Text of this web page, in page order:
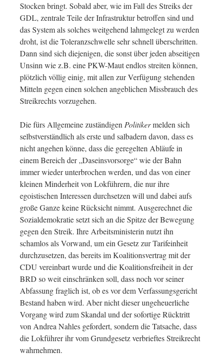
Stocken bringt. Sobald aber, wie im Fall des Streiks der
GDL, zentrale Teile der Infrastruktur betroffen sind und
das System als solches weitgehend lahmgelegt zu werden
droht, ist die Toleranzschwelle sehr schnell überschritten.
Dann sind sich diejenigen, die sonst über jeden abseitigen
Unsinn wie z.B. eine PKW-Maut endlos streiten können,
plötzlich völlig einig, mit allen zur Verfügung stehenden
Mitteln gegen einen solchen angeblichen Missbrauch des
Streikrechts vorzugehen.
Die fürs Allgemeine zuständigen Politikermelden sich
selbstverständlich als erste und salbadern davon, dass es
nicht angehen könne, dass die geregelten Abläufe in
einem Bereich der „Daseinsvorsorge“ wie der Bahn
immer wieder unterbrochen werden, und das von einer
kleinen Minderheit von Lokführern, die nur ihre
egoistischen Interessen durchsetzen will und dabei aufs
große Ganze keine Rücksicht nimmt. Ausgerechnet die
Sozialdemokratie setzt sich an die Spitze der Bewegung
gegen den Streik. Ihre Arbeitsministerin nutzt ihn
schamlos als Vorwand, um ein Gesetz zur Tarifeinheit
durchzusetzen, das bereits im Koalitionsvertrag mit der
CDU vereinbart wurde und die Koalitionsfreiheit in der
BRD so weit einschränken soll, dass noch vor seiner
Abfassung fraglich ist, ob es vor dem Verfassungsgericht
Bestand haben wird. Aber nicht dieser ungeheuerliche
Vorgang wird zum Skandal und der sofortige Rücktritt
von Andrea Nahles gefordert, sondern die Tatsache, dass
die Lokführer ihr vom Grundgesetz verbrieftes Streikrecht
wahrnehmen.